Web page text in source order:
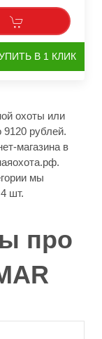
В 1 КЛИК
охоты или
рублей.
магазина в
мы
шт.
про